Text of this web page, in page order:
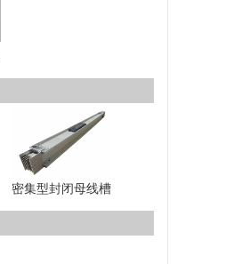
密集型封闭母线槽